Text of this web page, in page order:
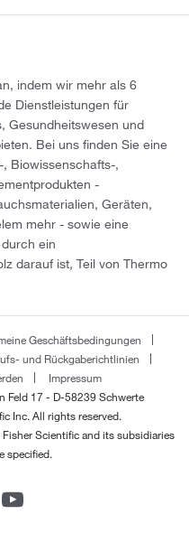
indem wir mehr als 6
Dienstleistungen für
Gesundheitswesen und
Bei uns finden Sie eine
Biowissenschafts-,
-
Geräten,
mehr - sowie eine
ein
darauf ist, Teil von Thermo
Geschäftsbedingungen
und Rückgaberichtlinien
Impressum
Feld 17 - D-58239 Schwerte
Inc. All rights reserved.
Scientific and its subsidiaries
specified.